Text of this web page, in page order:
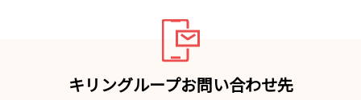
キリングループお問い合わせ先